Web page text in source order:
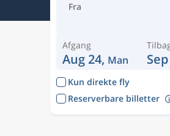
Fra
Afgang
Aug 24, Man
Kun direkte fly
Reserverbare billetter